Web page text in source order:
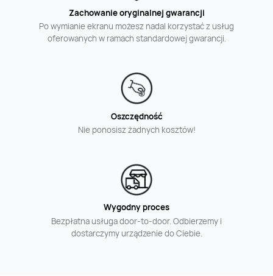
Zachowanie oryginalnej gwarancji
Po wymianie ekranu możesz nadal korzystać z usług
oferowanych w ramach standardowej gwarancji.
Oszczędność
Nie ponosisz żadnych kosztów!
Wygodny proces
Bezpłatna usługa door-to-door. Odbierzemy i
dostarczymy urządzenie do Ciebie.